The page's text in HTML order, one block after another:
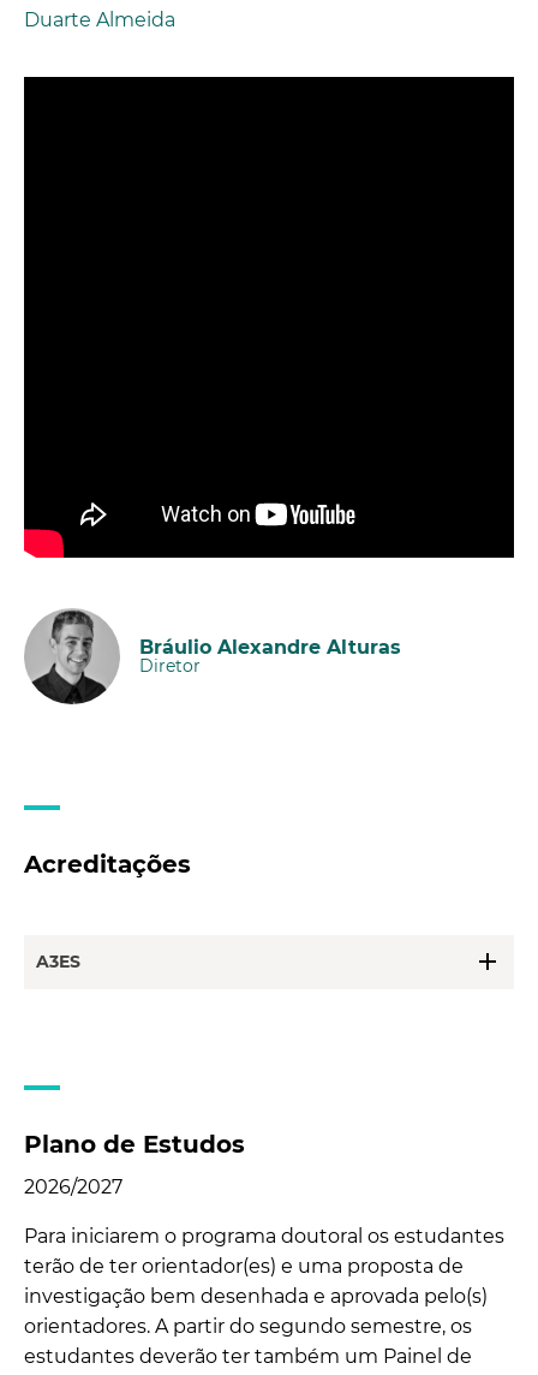
Duarte Almeida
Bráulio Alexandre Alturas
Diretor
Acreditações
A3ES add
Plano de Estudos
2026/2027
Para iniciarem o programa doutoral os estudantes
terão de ter orientador(es) e uma proposta de
investigação bem desenhada e aprovada pelo(s)
orientadores. A partir do segundo semestre, os
estudantes deverão ter também um Painel de